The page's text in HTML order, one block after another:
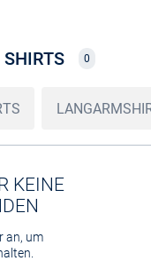
SHIRTS 0
KEINE
an, um